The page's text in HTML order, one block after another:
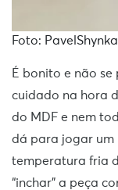
Foto:
É bonito e não
cuidado na hora
do MDF e nem
dá para jogar um
temperatura fria
“inchar” a peça